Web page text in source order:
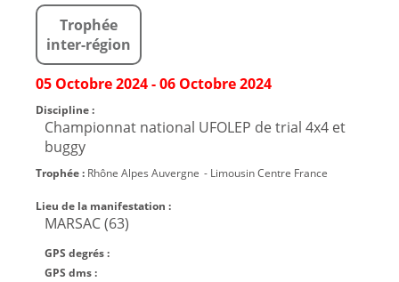
Trophée
inter-région
05 Octobre 2024 - 06 Octobre 2024
Discipline :
Championnat national UFOLEP de trial 4x4 et
buggy
Trophée : Rhône Alpes Auvergne - Limousin Centre France
Lieu de la manifestation :
MARSAC (63)
GPS degrés :
GPS dms :